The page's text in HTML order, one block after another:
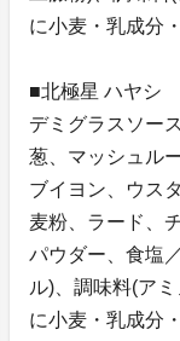
に小麦・乳成分
■北極星 ハヤシ
デミグラスソー
葱、マッシュル
ブイヨン、ウス
麦粉、ラード、
パウダー、食塩
ル)、調味料(ア
に小麦・乳成分